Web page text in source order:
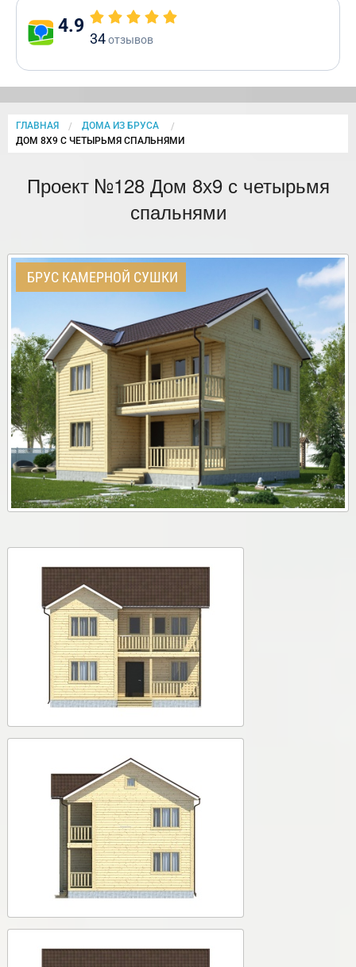
4.9
34отзывов
ГЛАВНАЯ
ДОМА ИЗ БРУСА
CURRENT:
ДОМ 8Х9 С ЧЕТЫРЬМЯ СПАЛЬНЯМИ
Проект №128 Дом 8х9 с четырьмя
спальнями
БРУС КАМЕРНОЙ СУШКИ